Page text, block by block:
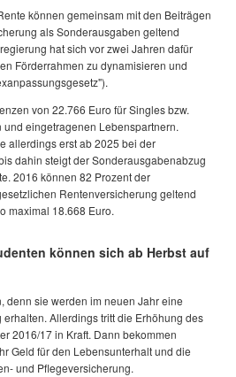
können gemeinsam mit den Beiträgen
als Sonderausgaben geltend
hat sich vor zwei Jahren dafür
Förderrahmen zu dynamisieren und
von 22.766 Euro für Singles bzw.
eingetragenen Lebenspartnern.
allerdings erst ab 2025 bei der
dahin steigt der Sonderausgabenabzug
2016 können 82 Prozent der
Rentenversicherung geltend
maximal 18.668 Euro.
können sich ab Herbst auf
denn sie werden im neuen Jahr eine
Allerdings tritt die Erhöhung des
2016/17 in Kraft. Dann bekommen
Geld für den Lebensunterhalt und die
und Pflegeversicherung.